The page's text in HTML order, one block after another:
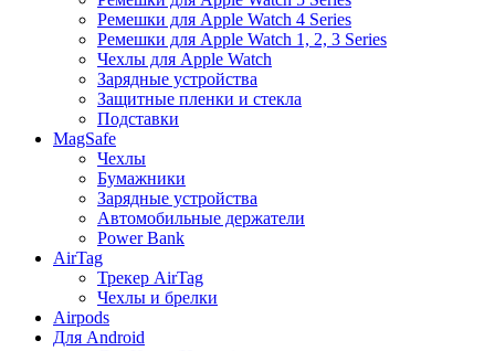
Ремешки для Apple Watch 4 Series
Ремешки для Apple Watch 1, 2, 3 Series
Чехлы для Apple Watch
Зарядные устройства
Защитные пленки и стекла
Подставки
MagSafe
Чехлы
Бумажники
Зарядные устройства
Автомобильные держатели
Power Bank
AirTag
Трекер AirTag
Чехлы и брелки
Airpods
Для Android